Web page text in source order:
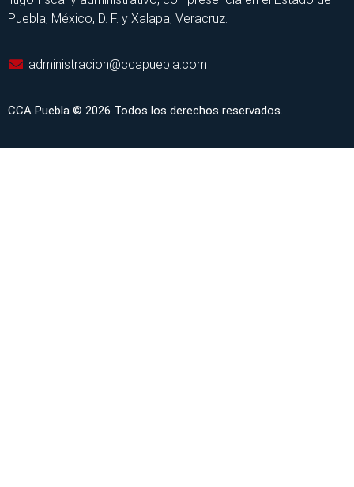
Puebla, México, D. F. y Xalapa, Veracruz.
administracion@ccapuebla.com
CCA Puebla © 2026 Todos los derechos reservados.